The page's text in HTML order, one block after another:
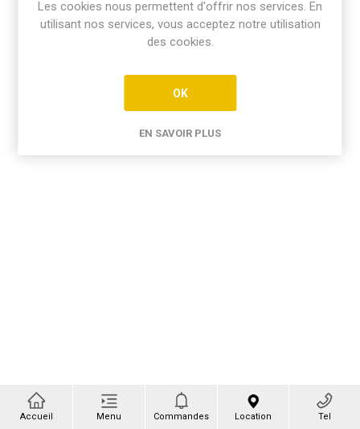
Accueil Menu Commandes Location Tel
Les cookies nous permettent d'offrir nos services. En
utilisant nos services, vous acceptez notre utilisation
des cookies.
OK
EN SAVOIR PLUS